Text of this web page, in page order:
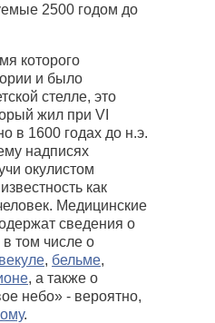
2500 годом до
которого
и было
стелле, это
жил при VI
в 1600 годах до н.э.
надписях
окулистом
как
Медицинские
сведения о
в том числе о
, бельме,
, а также о
небо» - вероятно,
.